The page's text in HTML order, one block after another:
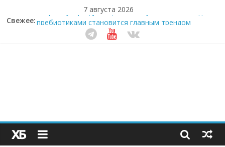
7 августа 2026
Свежее:Секрет супергидратации: почему кокосовая вода с
пребиотиками становится главным трендом
здорового питания
сливки меняют утренний ритуал
Как простая наклейка заставляет миллионы людей
не забывать о самом важном креме этим летом